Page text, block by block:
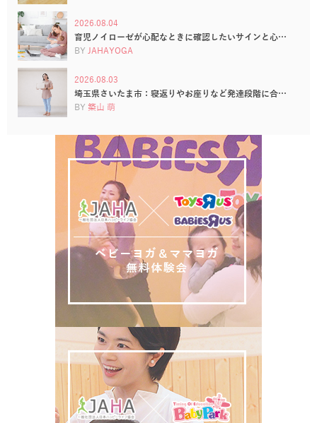
2026.08.04
育児ノイローゼが心配なときに確認したいサインと心…
BY JAHAYOGA
2026.08.03
埼玉県さいたま市：寝返りやお座りなど発達段階に合…
BY 築山 萌